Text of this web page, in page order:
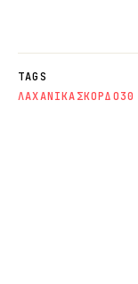
TAGS
ΛΑΧΑΝΙΚΑΣΚΟΡΔΟ30